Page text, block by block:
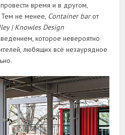
время и в другом,
не менее, Container barот
| Knowles Design
которое невероятно
любящих всё незаурядное